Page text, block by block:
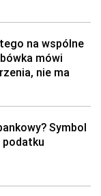
na wspólne
mówi
nie ma
Symbol
podatku